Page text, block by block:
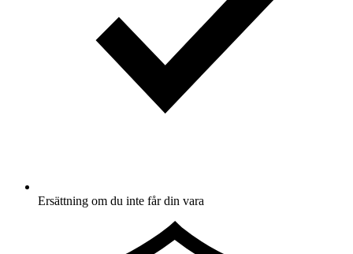
Ersättning om du inte får din vara